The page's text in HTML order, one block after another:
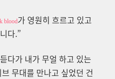
blood가 영원히 흐르고 있고
다.”
다가 내가 무얼 하고 있는
무대를 만나고 싶었던 건